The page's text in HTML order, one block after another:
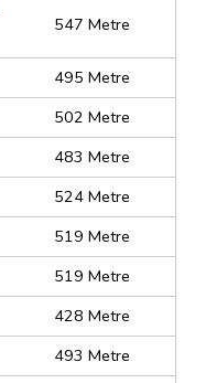
547 Metre
495 Metre
502 Metre
483 Metre
524 Metre
519 Metre
519 Metre
428 Metre
493 Metre